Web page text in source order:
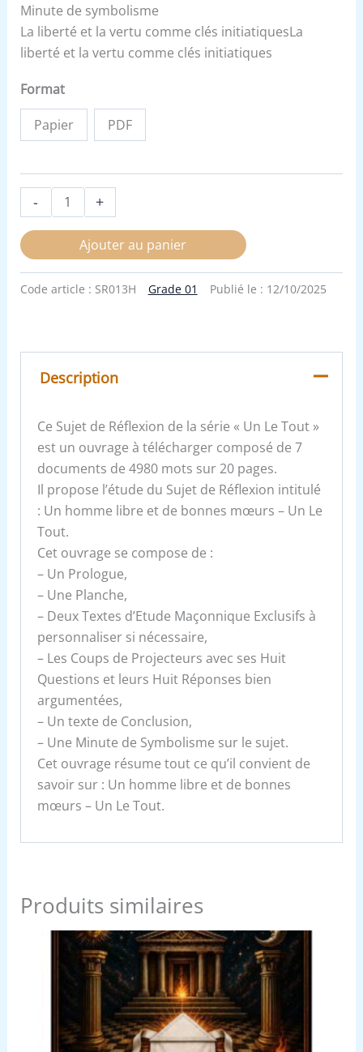
Minute de symbolisme
La liberté et la vertu comme clés initiatiquesLa
liberté et la vertu comme clés initiatiques
Format
Papier PDF
- +
Ajouter au panier
Code article : SR013H Grade 01 Publié le : 12/10/2025
Description
Ce Sujet de Réflexion de la série « Un Le Tout »
est un ouvrage à télécharger composé de 7
documents de 4980 mots sur 20 pages.
Il propose l’étude du Sujet de Réflexion intitulé
: Un homme libre et de bonnes mœurs – Un Le
Tout.
Cet ouvrage se compose de :
– Un Prologue,
– Une Planche,
– Deux Textes d’Etude Maçonnique Exclusifs à
personnaliser si nécessaire,
– Les Coups de Projecteurs avec ses Huit
Questions et leurs Huit Réponses bien
argumentées,
– Un texte de Conclusion,
– Une Minute de Symbolisme sur le sujet.
Cet ouvrage résume tout ce qu’il convient de
savoir sur : Un homme libre et de bonnes
mœurs – Un Le Tout.
Produits similaires